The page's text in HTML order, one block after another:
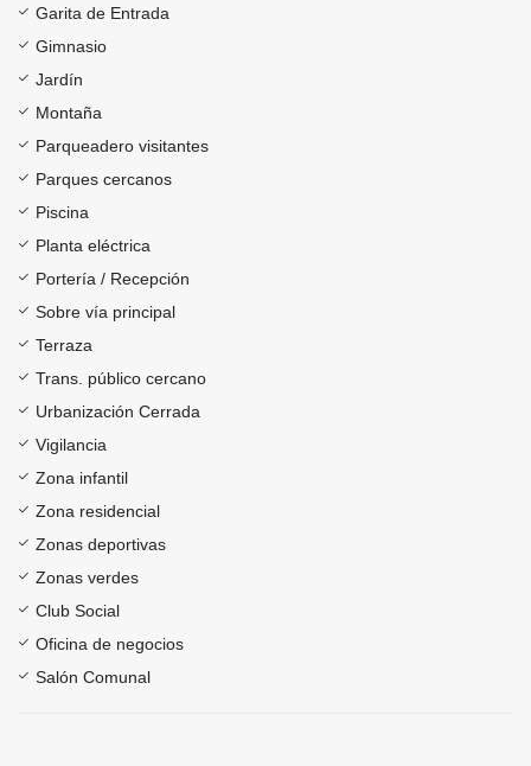
Garita de Entrada
Gimnasio
Jardín
Montaña
Parqueadero visitantes
Parques cercanos
Piscina
Planta eléctrica
Portería / Recepción
Sobre vía principal
Terraza
Trans. público cercano
Urbanización Cerrada
Vigilancia
Zona infantil
Zona residencial
Zonas deportivas
Zonas verdes
Club Social
Oficina de negocios
Salón Comunal